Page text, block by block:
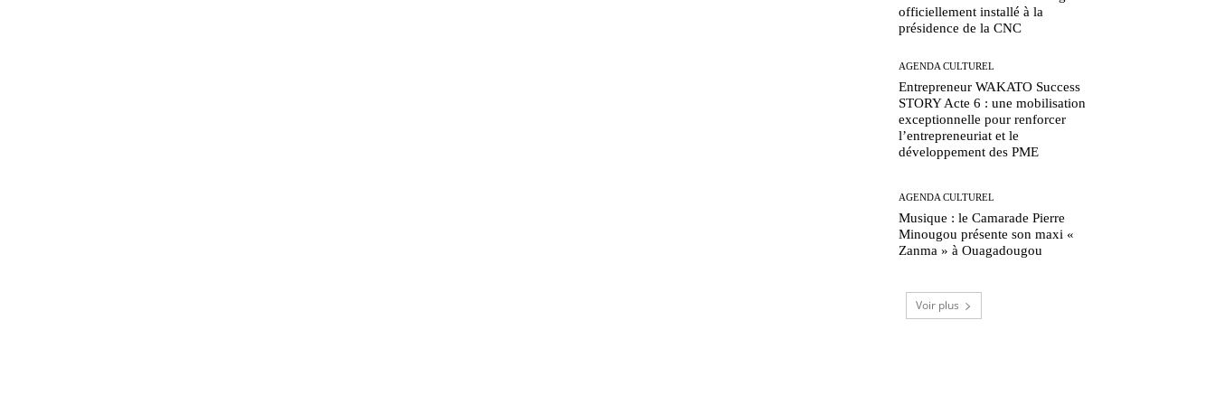
officiellement installé à la
présidence de la CNC
AGENDA CULTUREL
Entrepreneur WAKATO Success
STORY Acte 6 : une mobilisation
exceptionnelle pour renforcer
l’entrepreneuriat et le
développement des PME
AGENDA CULTUREL
Musique : le Camarade Pierre
Minougou présente son maxi «
Zanma » à Ouagadougou
Voir plus